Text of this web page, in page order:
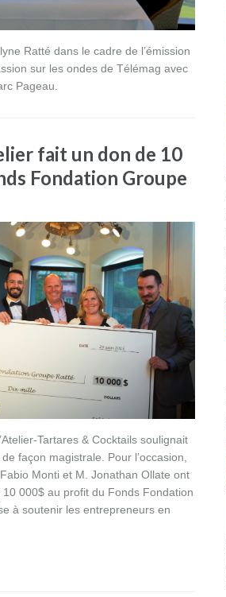
Ratté dans le cadre de l’émission
sur les ondes de Télémag avec
Pageau.
fait un don de 10
Fondation Groupe
Tartares & Cocktails soulignait
façon magistrale. Pour l’occasion,
Monti et M. Jonathan Ollate ont
000$ au profit du Fonds Fondation
à soutenir les entrepreneurs en